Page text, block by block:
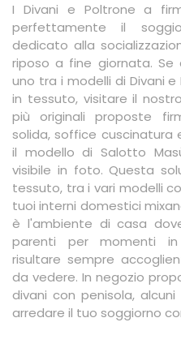
I Divani e Poltrone a
perfettamente il
dedicato alla
riposo a fine giornata.
uno tra i modelli di Divani
in tessuto, visitare il
più originali proposte
solida, soffice
il modello di Salotto
visibile in foto. Questa
tessuto, tra i vari modelli
tuoi interni domestici
è l'ambiente di casa
parenti per momenti in
risultare sempre
da vedere. In negozio
divani con penisola,
arredare il tuo soggiorno